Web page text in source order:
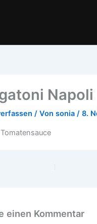
Napoli
/ Vonsonia/8.
einen Kommentar